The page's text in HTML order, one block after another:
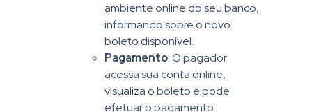
ambiente online do seu banco,
informando sobre o novo
boleto disponível.
Pagamento: O pagador
acessa sua conta online,
visualiza o boleto e pode
efetuar o pagamento